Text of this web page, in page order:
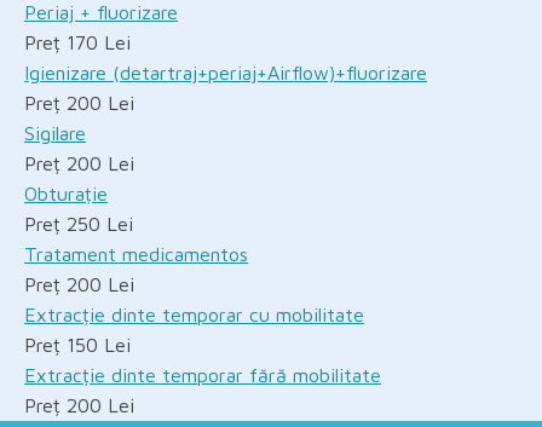
Periaj + fluorizare
Preț 170 Lei
Igienizare (detartraj+periaj+Airflow)+fluorizare
Preț 200 Lei
Sigilare
Preț 200 Lei
Obturație
Preț 250 Lei
Tratament medicamentos
Preț 200 Lei
Extracție dinte temporar cu mobilitate
Preț 150 Lei
Extracție dinte temporar fără mobilitate
Preț 200 Lei